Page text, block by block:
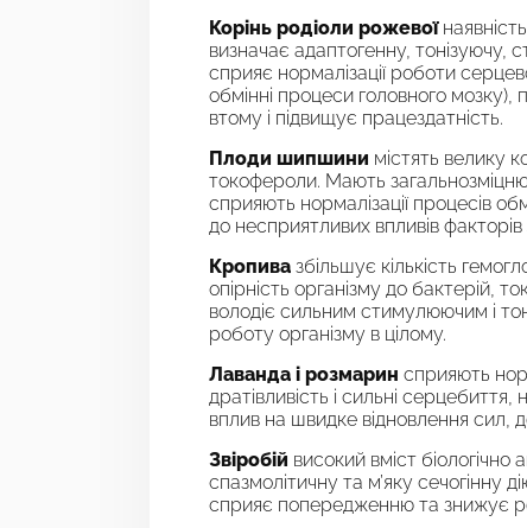
Корінь родіоли рожевої
визначає адаптогенну,
сприяє нормалізації роботи
обмінні процеси головного
втому і підвищує працездатність.
Плоди шипшини містять велику
токофероли. Мають
сприяють нормалізації процесів
до несприятливих впливів
Кропива збільшує кількість
опірність організму до бактерій,
володіє сильним стимулюючим і
роботу організму в цілому.
Лаванда і розмарин сприяють
дратівливість і сильні
вплив на швидке відновлення сил,
Звіробій високий вміст
спазмолітичну та м’яку
сприяє попередженню та знижує